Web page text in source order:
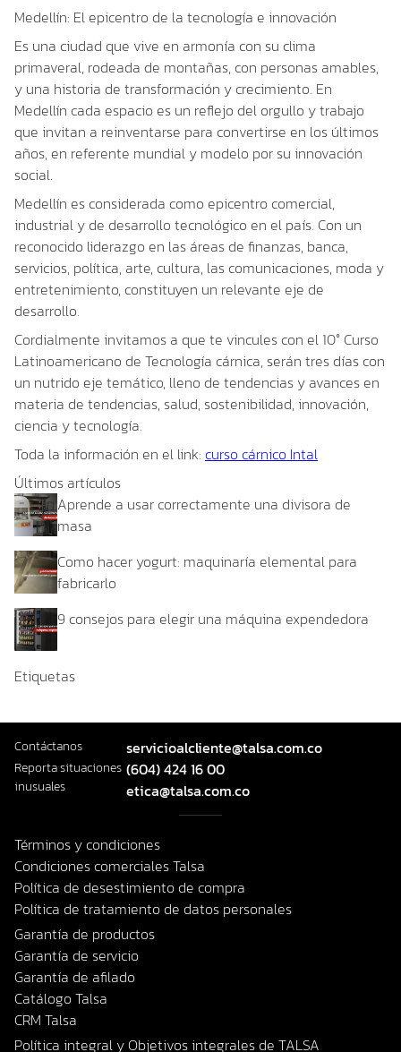
Medellín: El epicentro de la tecnología e innovación
Es una ciudad que vive en armonía con su clima
primaveral, rodeada de montañas, con personas amables,
y una historia de transformación y crecimiento. En
Medellín cada espacio es un reflejo del orgullo y trabajo
que invitan a reinventarse para convertirse en los últimos
años, en referente mundial y modelo por su innovación
social.
Medellín es considerada como epicentro comercial,
industrial y de desarrollo tecnológico en el país. Con un
reconocido liderazgo en las áreas de finanzas, banca,
servicios, política, arte, cultura, las comunicaciones, moda y
entretenimiento, constituyen un relevante eje de
desarrollo.
Cordialmente invitamos a que te vincules con el 10° Curso
Latinoamericano de Tecnología cárnica, serán tres días con
un nutrido eje temático, lleno de tendencias y avances en
materia de tendencias, salud, sostenibilidad, innovación,
ciencia y tecnología.
Toda la información en el link: curso cárnico Intal
Últimos artículos
Aprende a usar correctamente una divisora de
masa
Como hacer yogurt: maquinaría elemental para
fabricarlo
9 consejos para elegir una máquina expendedora
Etiquetas
Contáctanos servicioalcliente@talsa.com.co
Reporta situaciones
inusuales
(604) 424 16 00
etica@talsa.com.co
Términos y condiciones
Condiciones comerciales Talsa
Política de desestimiento de compra
Política de tratamiento de datos personales
Garantía de productos
Garantía de servicio
Garantía de afilado
Catálogo Talsa
CRM Talsa
Política integral y Objetivos integrales de TALSA